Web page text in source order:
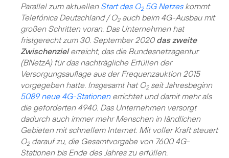
Parallel zum aktuellen Start des O25G Netzeskommt
Telefónica Deutschland / O2auch beim 4G-Ausbau mit
großen Schritten voran. Das Unternehmen hat
fristgerecht zum 30. September 2020 das zweite
Zwischenzielerreicht, das die Bundesnetzagentur
(BNetzA) für das nachträgliche Erfüllen der
Versorgungsauflage aus der Frequenzauktion 2015
vorgegeben hatte. Insgesamt hat O2seit Jahresbeginn
5089 neue 4G-Stationenerrichtet und damit mehr als
die geforderten 4940. Das Unternehmen versorgt
dadurch auch immer mehr Menschen in ländlichen
Gebieten mit schnellem Internet. Mit voller Kraft steuert
O2darauf zu, die Gesamtvorgabe von 7600 4G-
Stationen bis Ende des Jahres zu erfüllen.